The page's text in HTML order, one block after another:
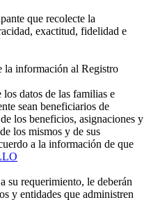
que recolecte la
exactitud, fidelidad e
información al Registro
datos de las familias e
sean beneficiarios de
los beneficios, asignaciones y
los mismos y de sus
a la información de que
su requerimiento, le deberán
y entidades que administren